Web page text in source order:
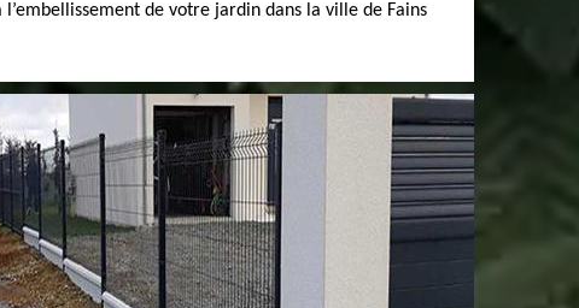
de votre jardin dans la ville de Fains